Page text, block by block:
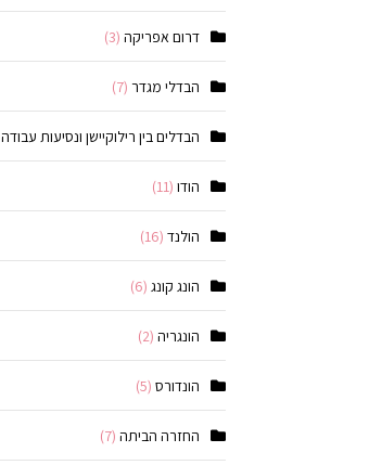
דרום אפריקה (3)
הבדלי מגדר (7)
הבדלים בין רילוקיישן ונסיעות עבודה
הודו (11)
הולנד (16)
הונג קונג (6)
הונגריה (2)
הונדורס (5)
החזרה הביתה (7)